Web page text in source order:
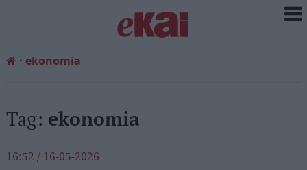
ekonomia
Tag: ekonomia
16:52 / 16-05-2026